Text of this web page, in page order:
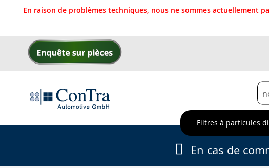
En raison de problèmes techniques, nous ne sommes actuellement
Allez
Filtres à particules
En cas de